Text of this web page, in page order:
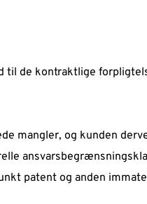
de kontraktlige
mangler, og kunden
patent og anden